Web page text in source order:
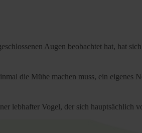
Augen beobachtet hat, hat
die Mühe machen muss, ein eigenes
lebhafter Vogel, der sich hauptsächlich